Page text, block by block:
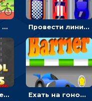
Ехать в гонке на велосипедах через трамплины к финишу на скорость - спортивные Провести линию, чтобы припарковать машину на место и собрать монеты - гонки
Управлять тремя машинками в разных рядах на трассе - гонки Ехать на гоночной машине, чтобы обходить преграды и собирать звезды - для мальчиков